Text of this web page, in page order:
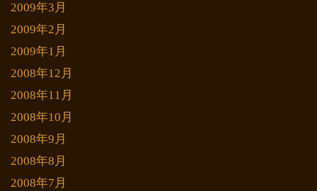
2009年3月
2009年2月
2009年1月
2008年12月
2008年11月
2008年10月
2008年9月
2008年8月
2008年7月